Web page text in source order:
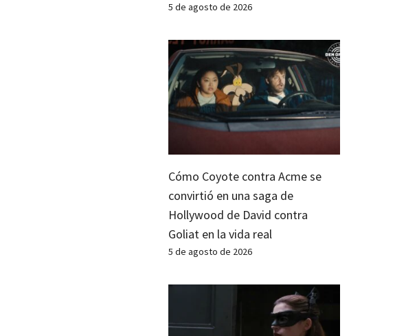
5 de agosto de 2026
Cómo Coyote contra Acme se
convirtió en una saga de
Hollywood de David contra
Goliat en la vida real
5 de agosto de 2026